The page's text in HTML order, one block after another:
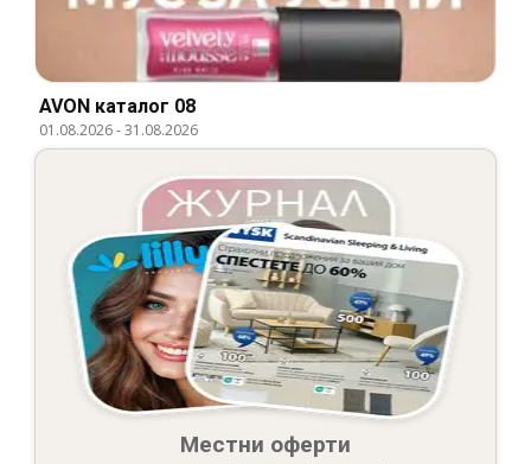
AVON каталог 08
01.08.2026-31.08.2026
Местни оферти